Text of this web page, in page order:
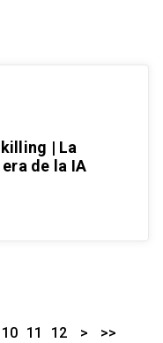
| La
de la IA
10 11 12 > >>